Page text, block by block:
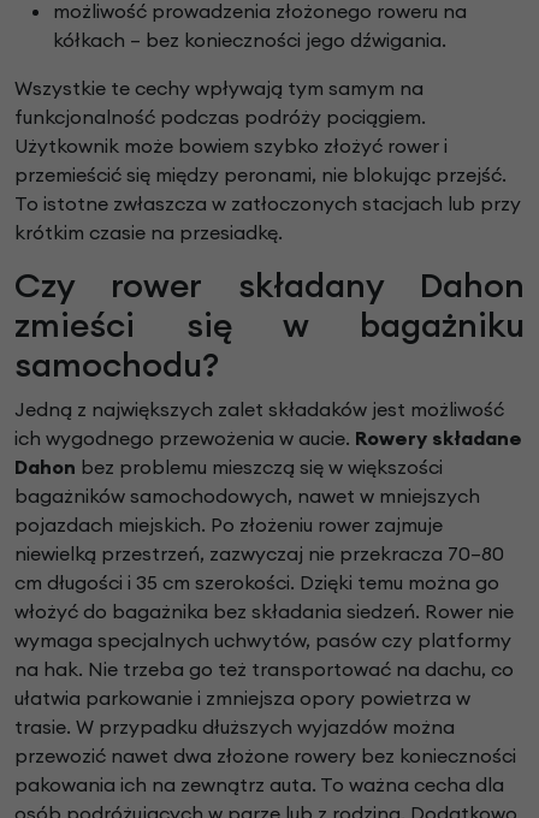
możliwość prowadzenia złożonego roweru na
kółkach – bez konieczności jego dźwigania.
Wszystkie te cechy wpływają tym samym na
funkcjonalność podczas podróży pociągiem.
Użytkownik może bowiem szybko złożyć rower i
przemieścić się między peronami, nie blokując przejść.
To istotne zwłaszcza w zatłoczonych stacjach lub przy
krótkim czasie na przesiadkę.
Czy rower składany Dahon
zmieści się w bagażniku
samochodu?
Jedną z największych zalet składaków jest możliwość
ich wygodnego przewożenia w aucie. Rowery składane
Dahon bez problemu mieszczą się w większości
bagażników samochodowych, nawet w mniejszych
pojazdach miejskich. Po złożeniu rower zajmuje
niewielką przestrzeń, zazwyczaj nie przekracza 70–80
cm długości i 35 cm szerokości. Dzięki temu można go
włożyć do bagażnika bez składania siedzeń. Rower nie
wymaga specjalnych uchwytów, pasów czy platformy
na hak. Nie trzeba go też transportować na dachu, co
ułatwia parkowanie i zmniejsza opory powietrza w
trasie. W przypadku dłuższych wyjazdów można
przewozić nawet dwa złożone rowery bez konieczności
pakowania ich na zewnątrz auta. To ważna cecha dla